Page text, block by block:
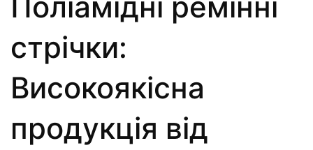
стрічки:
Високоякісна
продукція від